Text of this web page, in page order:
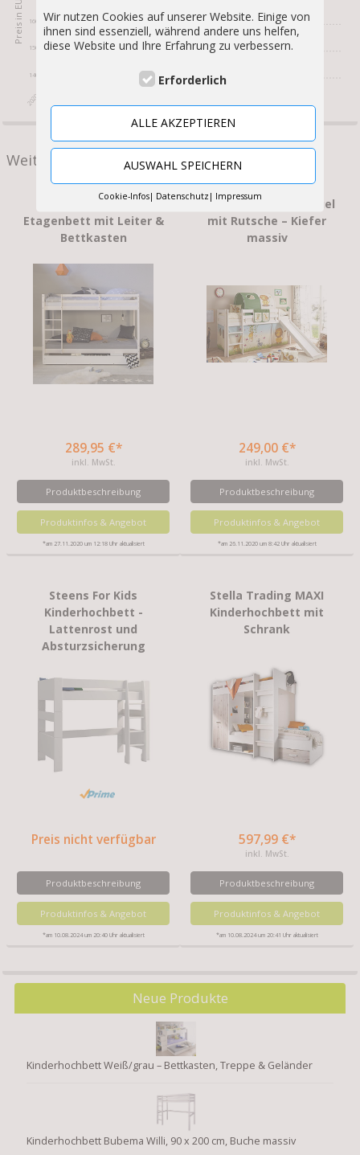
2020-11-23
140
150
160
Weitere Produkte
Homestyle4u 1432 –
Etagenbett mit Leiter &
Bettkasten
289,95 €*
inkl. MwSt.
Produktbeschreibung
Produktinfos & Angebot
*am 27.11.2020 um 12:18 Uhr aktualisiert
Kinderhochbett Manuel
mit Rutsche – Kiefer
massiv
249,00 €*
inkl. MwSt.
Produktbeschreibung
Produktinfos & Angebot
*am 26.11.2020 um 8:42 Uhr aktualisiert
Steens For Kids
Kinderhochbett -
Lattenrost und
Absturzsicherung
Preis nicht verfügbar
Produktbeschreibung
Produktinfos & Angebot
*am 10.08.2024 um 20:40 Uhr aktualisiert
Stella Trading MAXI
Kinderhochbett mit
Schrank
597,99 €*
inkl. MwSt.
Produktbeschreibung
Produktinfos & Angebot
*am 10.08.2024 um 20:41 Uhr aktualisiert
Neue Produkte
Kinderhochbett Weiß/grau – Bettkasten, Treppe & Geländer
Kinderhochbett Bubema Willi, 90 x 200 cm, Buche massiv
Wir nutzen Cookies auf unserer Website. Einige von
ihnen sind essenziell, während andere uns helfen,
diese Website und Ihre Erfahrung zu verbessern.
Erforderlich
ALLE AKZEPTIEREN
AUSWAHL SPEICHERN
Cookie-Infos Datenschutz Impressum